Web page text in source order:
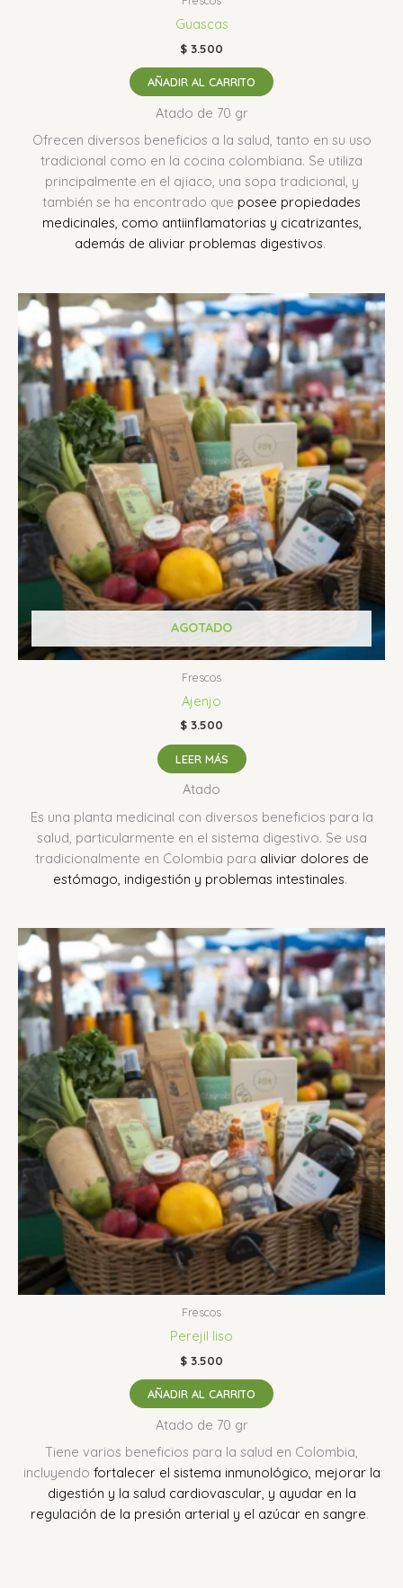
Guascas
$ 3.500
AÑADIR AL CARRITO
Atado de 70 gr
Ofrecen diversos beneficios a la salud, tanto en su uso
tradicional como en la cocina colombiana. Se utiliza
principalmente en el ajiaco, una sopa tradicional, y
también se ha encontrado que posee propiedades
medicinales, como antiinflamatorias y cicatrizantes,
además de aliviar problemas digestivos.
AGOTADO
Frescos
Ajenjo
$ 3.500
LEER MÁS
Atado
Es una planta medicinal con diversos beneficios para la
salud, particularmente en el sistema digestivo. Se usa
tradicionalmente en Colombia para aliviar dolores de
estómago, indigestión y problemas intestinales.
Frescos
Perejil liso
$ 3.500
AÑADIR AL CARRITO
Atado de 70 gr
Tiene varios beneficios para la salud en Colombia,
incluyendo fortalecer el sistema inmunológico, mejorar la
digestión y la salud cardiovascular, y ayudar en la
regulación de la presión arterial y el azúcar en sangre.